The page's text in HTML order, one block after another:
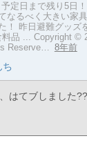
定日まで残り5日
なるべく大きい家
！ 昨日避難グッズ
品 ... Copyright ©
Reserve… 8年前
ち
はてブしました??